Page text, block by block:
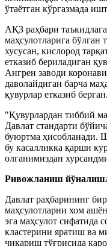
ўтаётган кўргазмада
АҚЗ раҳбари
маҳсулотларига
хусусан, кислород
етказиб бериладиган
Ангрен заводи
даволайдиган барча
қувурлар етказиб берган.
"Қувурлардан тиббий
Давлат стандарти
буюртма ҳисобланади.
бу касалликка қарши
олганимиздан
Ривожланиш
Давлат раҳбарининг
маҳсулотларни хом
эга маҳсулот сифатида
кластерини яратиш ва
чиқариш тўғрисида